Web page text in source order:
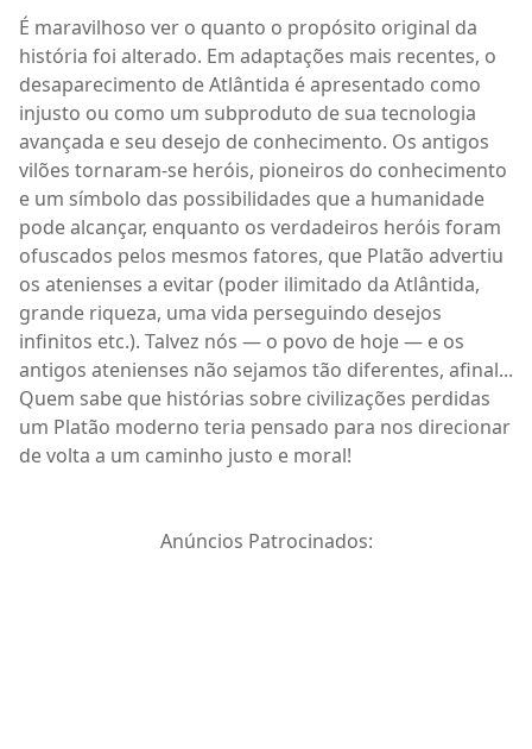
É maravilhoso ver o quanto o propósito original da
história foi alterado. Em adaptações mais recentes, o
desaparecimento de Atlântida é apresentado como
injusto ou como um subproduto de sua tecnologia
avançada e seu desejo de conhecimento. Os antigos
vilões tornaram-se heróis, pioneiros do conhecimento
e um símbolo das possibilidades que a humanidade
pode alcançar, enquanto os verdadeiros heróis foram
ofuscados pelos mesmos fatores, que Platão advertiu
os atenienses a evitar (poder ilimitado da Atlântida,
grande riqueza, uma vida perseguindo desejos
infinitos etc.). Talvez nós — o povo de hoje — e os
antigos atenienses não sejamos tão diferentes, afinal...
Quem sabe que histórias sobre civilizações perdidas
um Platão moderno teria pensado para nos direcionar
de volta a um caminho justo e moral!
Anúncios Patrocinados: